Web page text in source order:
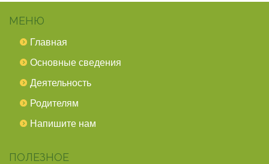
МЕНЮ
Главная
Основные сведения
Деятельность
Родителям
Напишите нам
ПОЛЕЗНОЕ